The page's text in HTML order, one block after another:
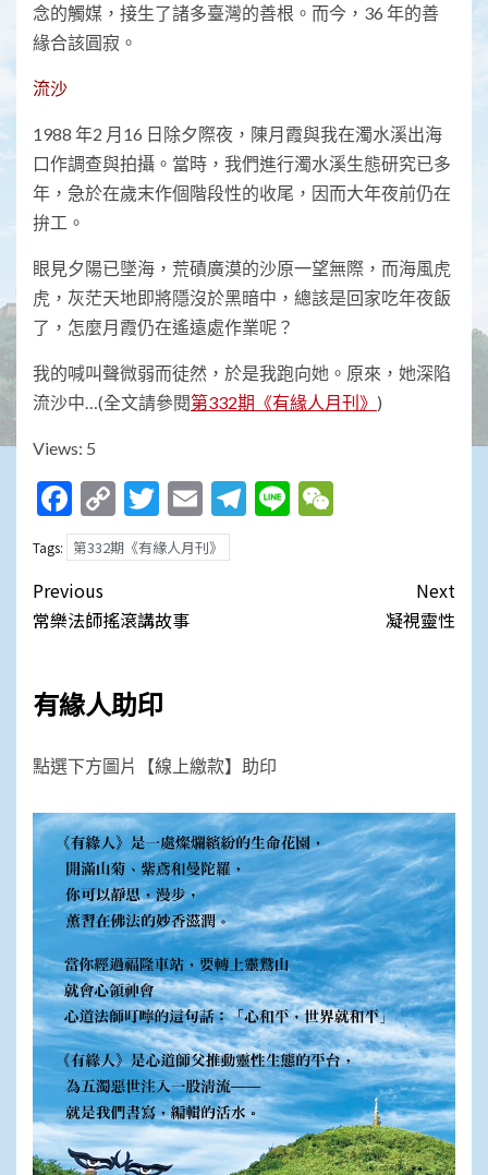
念的觸媒，接生了諸多臺灣的善根。而今，36 年的善
緣合該圓寂。
流沙
1988 年2 月16 日除夕際夜，陳月霞與我在濁水溪出海
口作調查與拍攝。當時，我們進行濁水溪生態研究已多
年，急於在歲末作個階段性的收尾，因而大年夜前仍在
拚工。
眼見夕陽已墜海，荒磧廣漠的沙原一望無際，而海風虎
虎，灰茫天地即將隱沒於黑暗中，總該是回家吃年夜飯
了，怎麼月霞仍在遙遠處作業呢？
我的喊叫聲微弱而徒然，於是我跑向她。原來，她深陷
流沙中…(全文請參閱第332期《有緣人月刊》 )
Views: 5
Facebook
Copy
Link
Twitter
EmailTelegram
Line
Tags: 第332期《有緣人月刊》
Post
navigation
Previous
常樂法師搖滾講故事
Next
凝視靈性
有緣人助印
點選下方圖片【線上繳款】助印